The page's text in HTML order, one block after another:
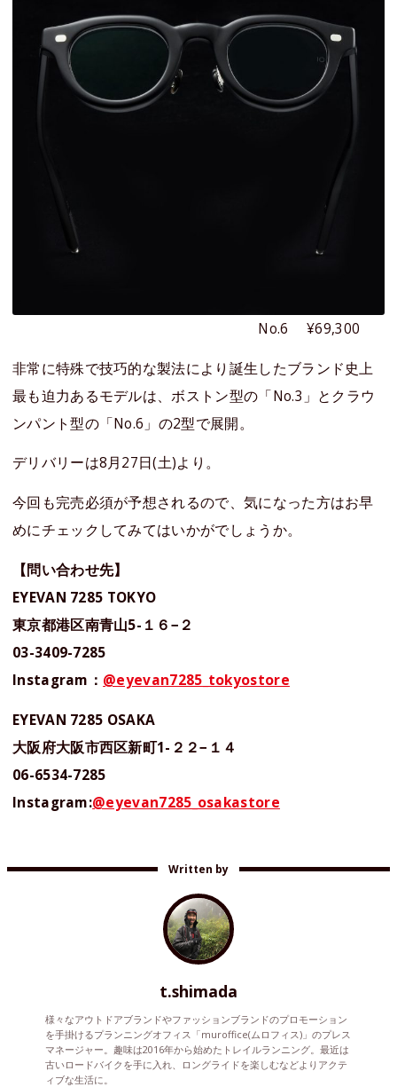
No.6 ¥69,300
非常に特殊で技巧的な製法により誕生したブランド史上
最も迫力あるモデルは、ボストン型の「No.3」とクラウ
ンパント型の「No.6」の2型で展開。
デリバリーは8月27日(土)より。
今回も完売必須が予想されるので、気になった方はお早
めにチェックしてみてはいかがでしょうか。
【問い合わせ先】
EYEVAN 7285 TOKYO
東京都港区南青山5-１６−２
03-3409-7285
Instagram： @eyevan7285_tokyostore
EYEVAN 7285 OSAKA
大阪府大阪市西区新町1-２２−１４
06-6534-7285
Instagram:@eyevan7285_osakastore
Written by
t.shimada
様々なアウトドアブランドやファッションブランドのプロモーション
を手掛けるプランニングオフィス「muroffice(ムロフィス)」のプレス
マネージャー。趣味は2016年から始めたトレイルランニング。最近は
古いロードバイクを手に入れ、ロングライドを楽しむなどよりアクテ
ィブな生活に。